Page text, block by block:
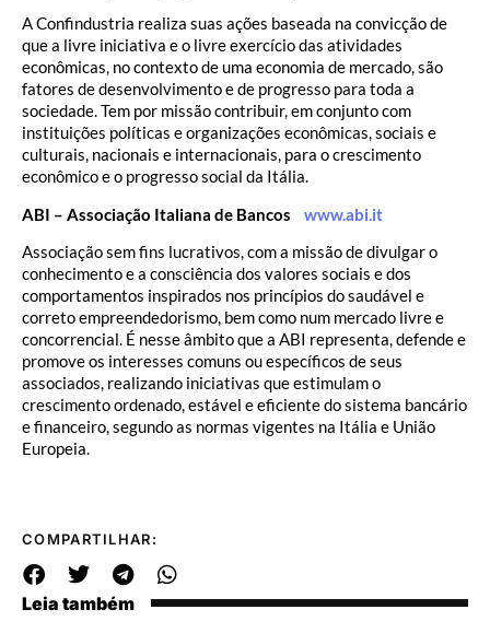
A Confindustria realiza suas ações baseada na convicção de
que a livre iniciativa e o livre exercício das atividades
econômicas, no contexto de uma economia de mercado, são
fatores de desenvolvimento e de progresso para toda a
sociedade. Tem por missão contribuir, em conjunto com
instituições políticas e organizações econômicas, sociais e
culturais, nacionais e internacionais, para o crescimento
econômico e o progresso social da Itália.
ABI – Associação Italiana de Bancos www.abi.it
Associação sem fins lucrativos, com a missão de divulgar o
conhecimento e a consciência dos valores sociais e dos
comportamentos inspirados nos princípios do saudável e
correto empreendedorismo, bem como num mercado livre e
concorrencial. É nesse âmbito que a ABI representa, defende e
promove os interesses comuns ou específicos de seus
associados, realizando iniciativas que estimulam o
crescimento ordenado, estável e eficiente do sistema bancário
e financeiro, segundo as normas vigentes na Itália e União
Europeia.
COMPARTILHAR:
Leia também